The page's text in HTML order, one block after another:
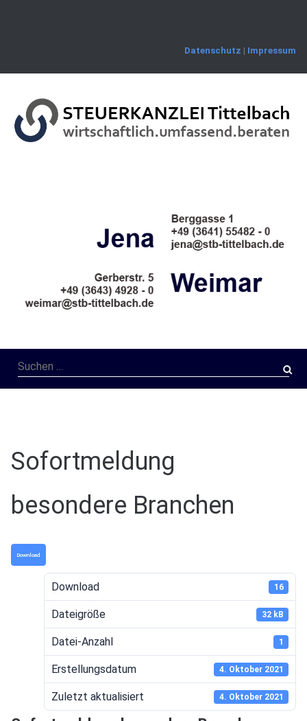
Datenschutz | Impressum
Suchen
Sofortmeldung
besondere Branchen
Download
Download 16
Dateigröße 32 kB
Datei-Anzahl 1
Erstellungsdatum 4. Oktober 2021
Zuletzt aktualisiert 4. Oktober 2021